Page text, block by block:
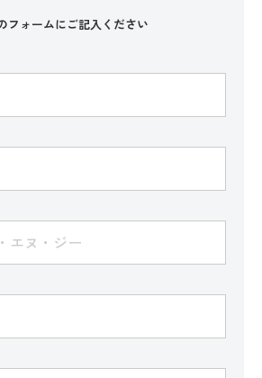
フォームにご記入ください